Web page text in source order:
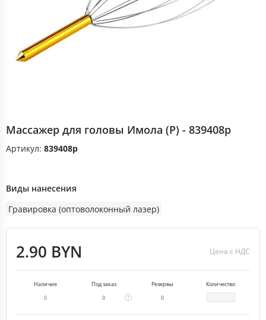
Массажер для головы Имола (Р) - 839408р
Артикул: 839408р
Виды нанесения
Гравировка (оптоволоконный лазер)
2.90 BYN Цена с НДС
Наличие Под заказ Резервы
Количество
0
0 0